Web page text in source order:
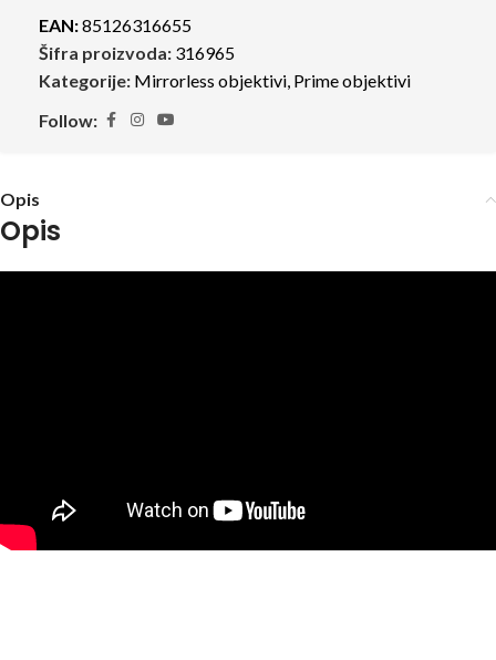
EAN:85126316655
Šifra proizvoda: 316965
Kategorije: Mirrorless objektivi, Prime objektivi
Follow:
Opis
Opis